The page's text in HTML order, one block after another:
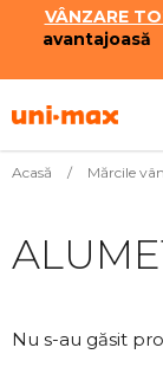
VÂNZARE
avantajoasă
la
Acasă / Mărcile
Nu s-au găsit